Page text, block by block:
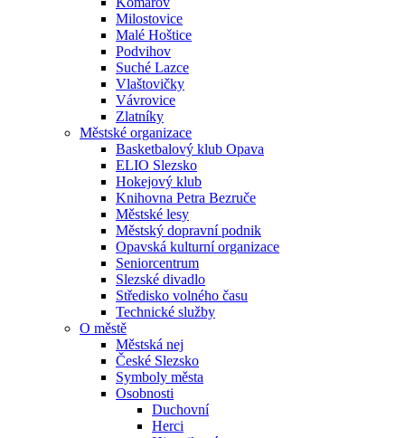
Milostovice
Malé Hoštice
Podvihov
Suché Lazce
Vlaštovičky
Vávrovice
Zlatníky
Městské organizace
Basketbalový klub Opava
ELIO Slezsko
Hokejový klub
Knihovna Petra Bezruče
Městské lesy
Městský dopravní podnik
Opavská kulturní organizace
Seniorcentrum
Slezské divadlo
Středisko volného času
Technické služby
O městě
Městská nej
České Slezsko
Symboly města
Osobnosti
Duchovní
Herci